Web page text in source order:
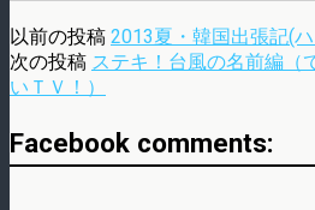
以前の投稿 2013夏・韓国出張記(
次の投稿 ステキ！台風の名前編（
いＴＶ！）
Facebook comments: